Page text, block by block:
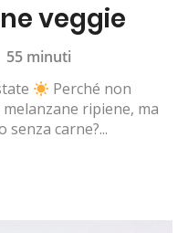
veggie
55 minuti
Perché non
ripiene, ma
carne?...